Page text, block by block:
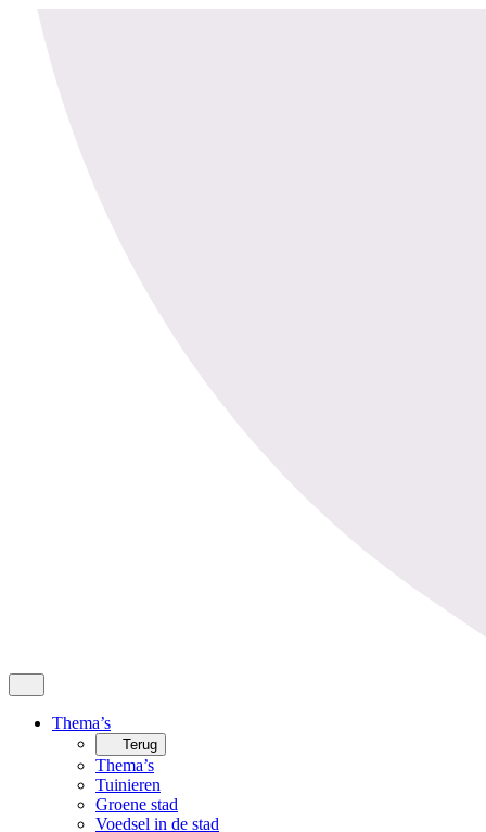
Thema’s
Terug
Thema’s
Tuinieren
Groene stad
Voedsel in de stad